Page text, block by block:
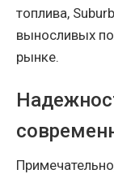
топлива,
выносливых
рынке.